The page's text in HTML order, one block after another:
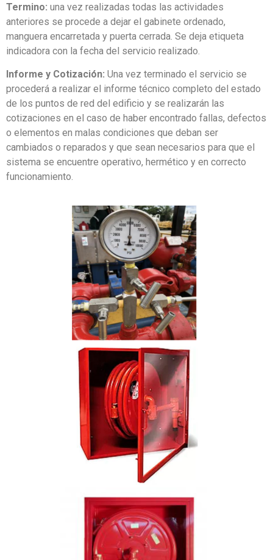
Termino: una vez realizadas todas las actividades
anteriores se procede a dejar el gabinete ordenado,
manguera encarretada y puerta cerrada. Se deja etiqueta
indicadora con la fecha del servicio realizado.
Informe y Cotización: Una vez terminado el servicio se
procederá a realizar el informe técnico completo del estado
de los puntos de red del edificio y se realizarán las
cotizaciones en el caso de haber encontrado fallas, defectos
o elementos en malas condiciones que deban ser
cambiados o reparados y que sean necesarios para que el
sistema se encuentre operativo, hermético y en correcto
funcionamiento.